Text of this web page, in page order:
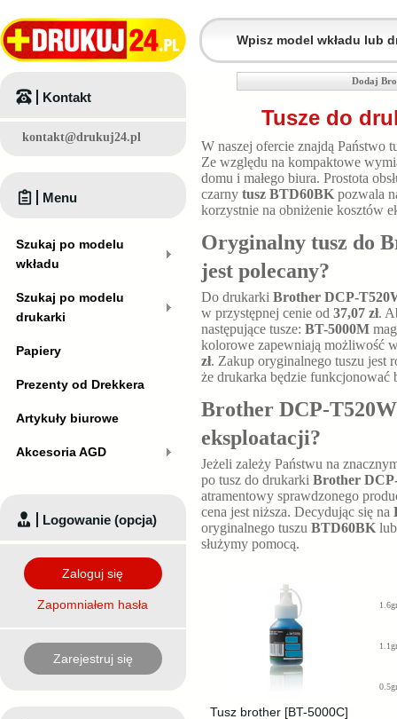
Dodaj
Tusze do
W naszej ofercie znajdą Państwo
Ze względu na kompaktowe
domu i małego biura. Prostota
czarny tusz BTD60BK pozwala
korzystnie na obniżenie kosztów
Oryginalny tusz do
jest polecany?
Do drukarki Brother DCP-
w przystępnej cenie od 37,07 zł.
następujące tusze: BT-5000M
kolorowe zapewniają możliwość
zł. Zakup oryginalnego tuszu jest
że drukarka będzie funkcjonować
Brother DCP-
eksploatacji?
Jeżeli zależy Państwu na
po tusz do drukarki Brother
atramentowy sprawdzonego
cena jest niższa. Decydując się na
oryginalnego tuszu BTD60BK
służymy pomocą.
Tusz brother [BT-5000C]
1.6gr
1.1gr
0.5gr
Kontakt
kontakt@drukuj24.pl
Menu
Szukaj po modelu
wkładu
Szukaj po modelu
drukarki
Papiery
Prezenty od Drekkera
Artykuły biurowe
Akcesoria AGD
Logowanie (opcja)
Zaloguj się
Zapomniałem hasła
Zarejestruj się